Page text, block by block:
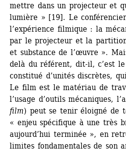
mettre dans un projecteur et
lumière » [19]. Le
l’expérience filmique : la
par le projecteur et la
et substance de l’œuvre ».
delà du référent, dit-il, c’est
constitué d’unités discrètes,
Le film est le matériau de
l’usage d’outils mécaniques,
film) peut se tenir éloigné de
« enjeu spécifique à une très
aujourd’hui terminée », en
limites fondamentales de son